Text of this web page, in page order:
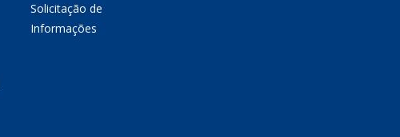
Solicitação de
Informações